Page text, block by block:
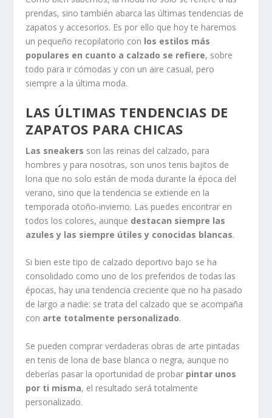
prendas, sino también abarca las últimas tendencias de
zapatos y accesorios. Es por ello que hoy te haremos
un pequeño recopilatorio con los estilos más
populares en cuanto a calzado se refiere, sobre
todo para ir cómodas y con un aire casual, pero
siempre a la última moda.
LAS ÚLTIMAS TENDENCIAS DE
ZAPATOS PARA CHICAS
Las sneakers son las reinas del calzado, para
hombres y para nosotras, son unos tenis bajitos de
lona que no solo están de moda durante la época del
verano, sino que la tendencia se extiende en la
temporada otoño-invierno. Las puedes encontrar en
todos los colores, aunque destacan siempre las
azules y las siempre útiles y conocidas blancas.
Si bien este tipo de calzado deportivo bajo se ha
consolidado como uno de los preferidos de todas las
épocas, hay una tendencia creciente que no ha pasado
de largo a nadie: se trata del calzado que se acompaña
con arte totalmente personalizado.
Se pueden comprar verdaderas obras de arte pintadas
en tenis de lona de base blanca o negra, aunque no
deberías pasar la oportunidad de probar pintar unos
por ti misma, el resultado será totalmente
personalizado.